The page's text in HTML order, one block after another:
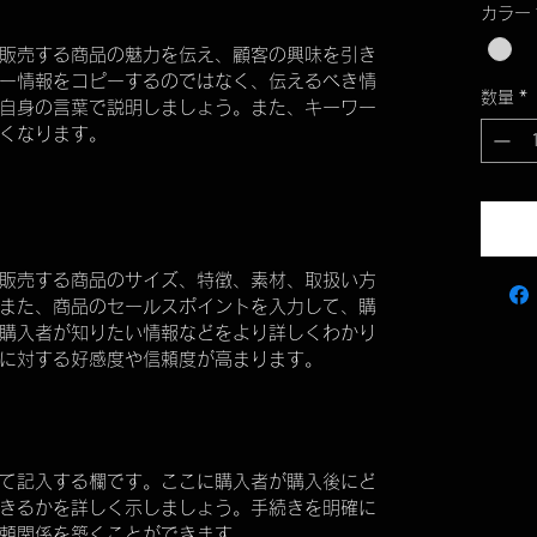
売する商品の魅力を伝え、顧客の興味を引き
情報をコピーするのではなく、伝えるべき情
身の言葉で説明しましょう。また、キーワー
なります。
売する商品のサイズ、特徴、素材、取扱い方
た、商品のセールスポイントを入力して、購
入者が知りたい情報などをより詳しくわかり
対する好感度や信頼度が高まります。
記入する欄です。ここに購入者が購入後にど
るかを詳しく示しましょう。手続きを明確に
カラー
数量 *